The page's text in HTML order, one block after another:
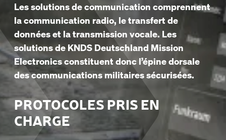
Les solutions de communication comprennent
la communication radio, le transfert de
données et la transmission vocale. Les
solutions de KNDS Deutschland Mission
Electronics constituent donc l’épine dorsale
des communications militaires sécurisées.
PROTOCOLES PRIS EN
CHARGE